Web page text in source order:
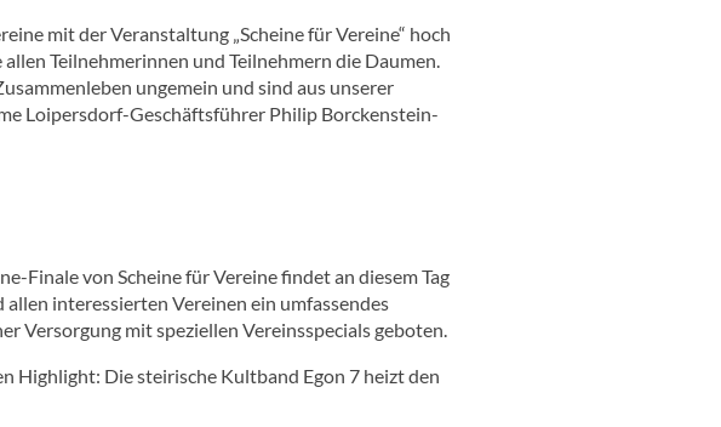
mit der Veranstaltung „Scheine für Vereine“ hoch
Teilnehmerinnen und Teilnehmern die Daumen.
ungemein und sind aus unserer
Loipersdorf-Geschäftsführer Philip Borckenstein-
Finale von Scheine für Vereine findet an diesem Tag
interessierten Vereinen ein umfassendes
Versorgung mit speziellen Vereinsspecials geboten.
Highlight: Die steirische Kultband Egon 7 heizt den